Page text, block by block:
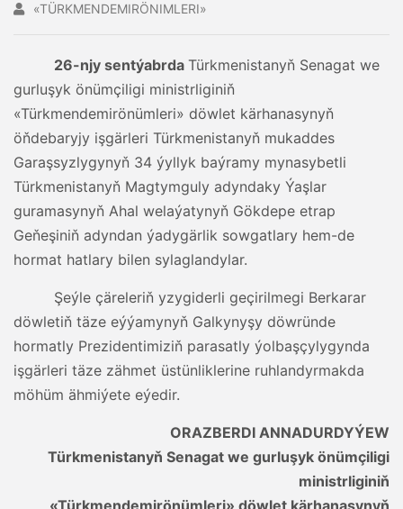
«TÜRKMENDEMIRÖNIMLERI»
26-njy sentýabrda Türkmenistanyň Senagat we
gurluşyk önümçiligi ministrliginiň
«Türkmendemirönümleri» döwlet kärhanasynyň
öňdebaryjy işgärleri Türkmenistanyň mukaddes
Garaşsyzlygynyň 34 ýyllyk baýramy mynasybetli
Türkmenistanyň Magtymguly adyndaky Ýaşlar
guramasynyň Ahal welaýatynyň Gökdepe etrap
Geňeşiniň adyndan ýadygärlik sowgatlary hem-de
hormat hatlary bilen sylaglandylar.
Şeýle çäreleriň yzygiderli geçirilmegi Berkarar
döwletiň täze eýýamynyň Galkynyşy döwründe
hormatly Prezidentimiziň parasatly ýolbaşçylygynda
işgärleri täze zähmet üstünliklerine ruhlandyrmakda
möhüm ähmiýete eýedir.
ORAZBERDI ANNADURDYÝEW
Türkmenistanyň Senagat we gurluşyk önümçiligi
ministrliginiň